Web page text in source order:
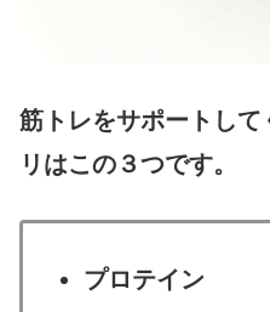
筋トレをサポートし
リはこの３つです。
プロテイン